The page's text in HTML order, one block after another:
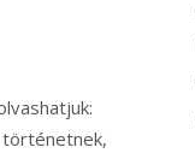
történetnek,